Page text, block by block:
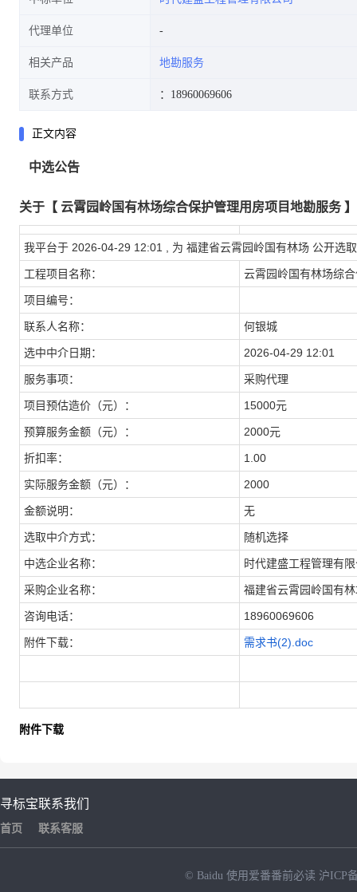
代理单位
相关产品 地勘服务
联系方式 ：18960069606
正文内容
中选公告
关于【 云霄园岭国有林场综合保护管理用房项目地勘服务
我平台于 2026-04-29 12:01 , 为 福建省云霄园岭国有林场 公开选
工程项目名称： 云霄园岭国有林场综
项目编号：
联系人名称： 何银城
选中中介日期： 2026-04-29 12:01
服务事项： 采购代理
项目预估造价（元）： 15000元
预算服务金额（元）： 2000元
折扣率： 1.00
实际服务金额（元）： 2000
金额说明： 无
选取中介方式： 随机选择
中选企业名称： 时代建盛工程管理有
采购企业名称： 福建省云霄园岭国有
咨询电话： 18960069606
附件下载： 需求书(2).doc
附件下载
寻标宝
首页
联系我们
联系客服
© Baidu 使用爱番番前必读 沪ICP